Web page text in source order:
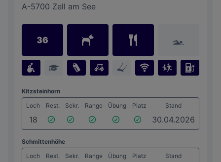
A-5700 Zell am See
Kitzsteinhorn
Loch
18
Rest. Sekr. Range Übung Platz Stand
30.04.2026
Schmittenhöhe
Loch
Rest. Sekr. Range Übung Platz Stand